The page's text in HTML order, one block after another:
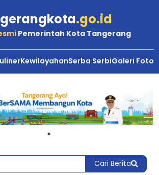
.go.id
Pemerintah Kota Tangerang
KewilayahanSerba SerbiGaleri Foto
Cari Berita